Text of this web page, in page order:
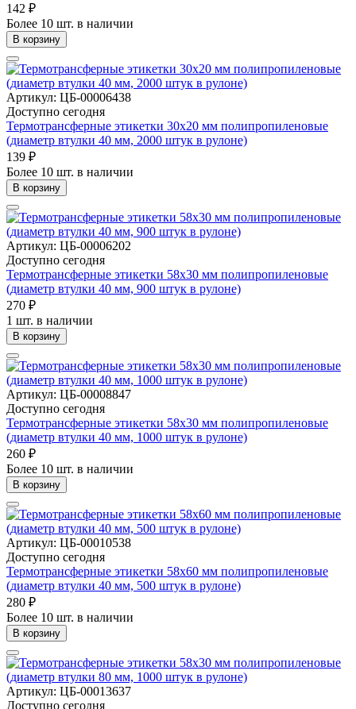
142 ₽
Более 10 шт. в наличии
В корзину
Артикул: ЦБ-00006438
Доступно сегодня
Термотрансферные этикетки 30х20 мм полипропиленовые
(диаметр втулки 40 мм, 2000 штук в рулоне)
139 ₽
Более 10 шт. в наличии
В корзину
Артикул: ЦБ-00006202
Доступно сегодня
Термотрансферные этикетки 58х30 мм полипропиленовые
(диаметр втулки 40 мм, 900 штук в рулоне)
270 ₽
1 шт. в наличии
В корзину
Артикул: ЦБ-00008847
Доступно сегодня
Термотрансферные этикетки 58х30 мм полипропиленовые
(диаметр втулки 40 мм, 1000 штук в рулоне)
260 ₽
Более 10 шт. в наличии
В корзину
Артикул: ЦБ-00010538
Доступно сегодня
Термотрансферные этикетки 58х60 мм полипропиленовые
(диаметр втулки 40 мм, 500 штук в рулоне)
280 ₽
Более 10 шт. в наличии
В корзину
Артикул: ЦБ-00013637
Доступно сегодня